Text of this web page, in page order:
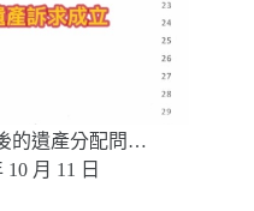
的遺產分配問…
10 月 11 日